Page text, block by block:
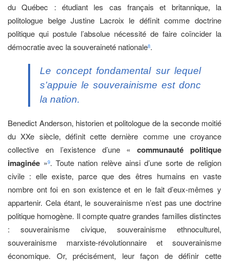
du Québec : étudiant les cas français et britannique, la
politologue belge Justine Lacroix le définit comme doctrine
politique qui postule l’absolue nécessité de faire coïncider la
démocratie avec la souveraineté nationale8.
Le concept fondamental sur lequel
s’appuie le souverainisme est donc
la nation.
Benedict Anderson, historien et politologue de la seconde moitié
du XXe siècle, définit cette dernière comme une croyance
collective en l’existence d’une «communauté politique
imaginée »9. Toute nation relève ainsi d’une sorte de religion
civile : elle existe, parce que des êtres humains en vaste
nombre ont foi en son existence et en le fait d’eux-mêmes y
appartenir. Cela étant, le souverainisme n’est pas une doctrine
politique homogène. Il compte quatre grandes familles distinctes
: souverainisme civique, souverainisme ethnoculturel,
souverainisme marxiste-révolutionnaire et souverainisme
économique. Or, précisément, leur façon de définir cette